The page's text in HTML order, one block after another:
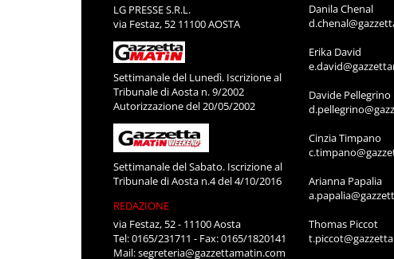
LG PRESSE S.R.L.
via Festaz, 52 11100 AOSTA
Settimanale del Lunedì. Iscrizione al
Tribunale di Aosta n. 9/2002
Autorizzazione del 20/05/2002
Settimanale del Sabato. Iscrizione al
Tribunale di Aosta n.4 del 4/10/2016
REDAZIONE
via Festaz, 52 - 11100 Aosta
Tel: 0165/231711 - Fax: 0165/1820141
Mail:segreteria@gazzettamatin.com
Danila Chenal
Erika David
Davide Pellegrino
Cinzia Timpano
Arianna Papalia
Thomas Piccot